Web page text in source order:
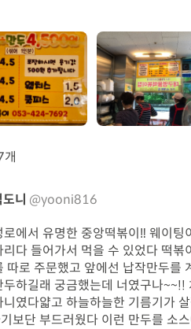
니 @yooni816
로에서 유명한 중앙떡볶이‼️ 웨이
리다 들어가서 먹을 수 있었다 떡
따로 주문했고 앞에선 납작만두를
두하길래 궁금했는데 너였구나~~!!
니였다얇고 하늘하늘한 기름기가
보단 부드러웠다 이런 만두를 소